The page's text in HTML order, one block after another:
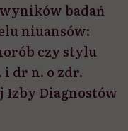
badań
niuansów:
czy stylu
i dr n. o zdr.
Izby Diagnostów